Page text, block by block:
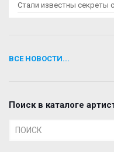
Стали известны секреты
ВСЕ НОВОСТИ...
Поиск в каталоге